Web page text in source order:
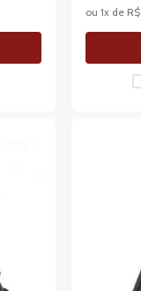
ou 1x de R$